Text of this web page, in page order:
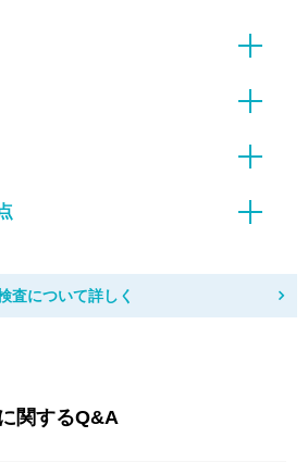
査について詳しく
関するQ&A